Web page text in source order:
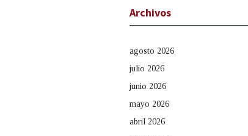
Archivos
agosto 2026
julio 2026
junio 2026
mayo 2026
abril 2026